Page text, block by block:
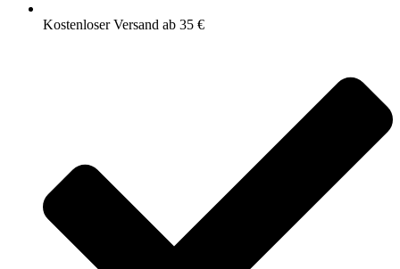
Kostenloser Versand ab 35 €